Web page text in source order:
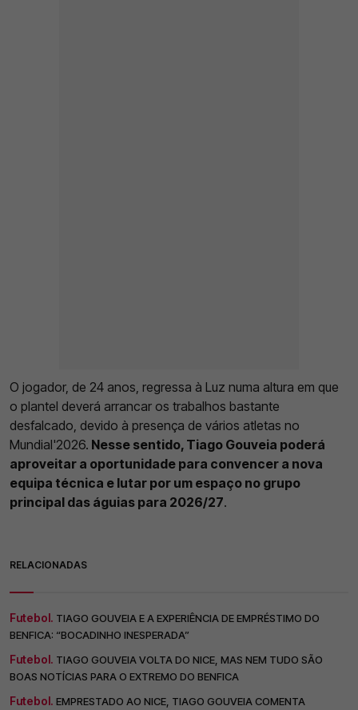
O jogador, de 24 anos, regressa à Luz numa altura em que
o plantel deverá arrancar os trabalhos bastante
desfalcado, devido à presença de vários atletas no
Mundial'2026. Nesse sentido, Tiago Gouveia poderá
aproveitar a oportunidade para convencer a nova
equipa técnica e lutar por um espaço no grupo
principal das águias para 2026/27.
RELACIONADAS
Futebol. TIAGO GOUVEIA E A EXPERIÊNCIA DE EMPRÉSTIMO DO
BENFICA: “BOCADINHO INESPERADA”
Futebol. TIAGO GOUVEIA VOLTA DO NICE, MAS NEM TUDO SÃO
BOAS NOTÍCIAS PARA O EXTREMO DO BENFICA
Futebol. EMPRESTADO AO NICE, TIAGO GOUVEIA COMENTA